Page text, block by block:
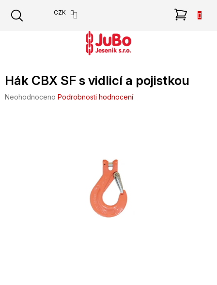
obsah
CZK
Hák CBX SF s vidlicí a pojistkou
Průměrné
Neohodnoceno Podrobnosti hodnocení